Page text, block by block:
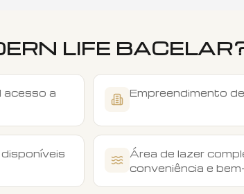
LIFE BACELAR
acesso a
Empreendimento
Área de lazer
conveniência e